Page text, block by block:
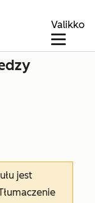
Valikko
jest